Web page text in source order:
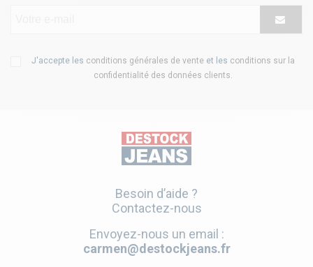
J'accepte les conditions générales de vente et les conditions sur la
confidentialité des données clients
Besoin d’aide ?
Contactez-nous
Envoyez-nous un email :
carmen@destockjeans.fr